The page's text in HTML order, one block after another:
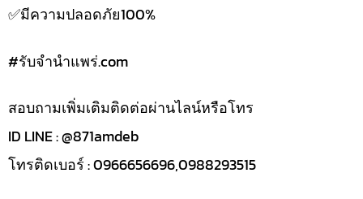
✅️มีความปลอดภัย100%
#รับจํานําแพร่.com
สอบถามเพิ่มเติมติดต่อผ่านไลน์หรือโทร
ID LINE : @871amdeb
โทรติดเบอร์ : 0966656696,0988293515